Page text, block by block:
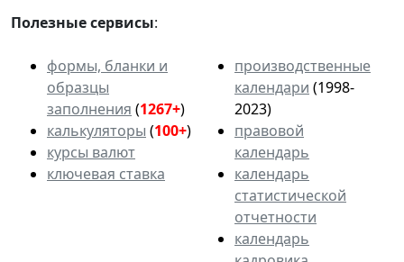
Полезные сервисы:
формы, бланки и
образцы
заполнения (1267+)
калькуляторы (100+)
курсы валют
ключевая ставка
производственные
календари (1998-
2023)
правовой
календарь
календарь
статистической
отчетности
календарь